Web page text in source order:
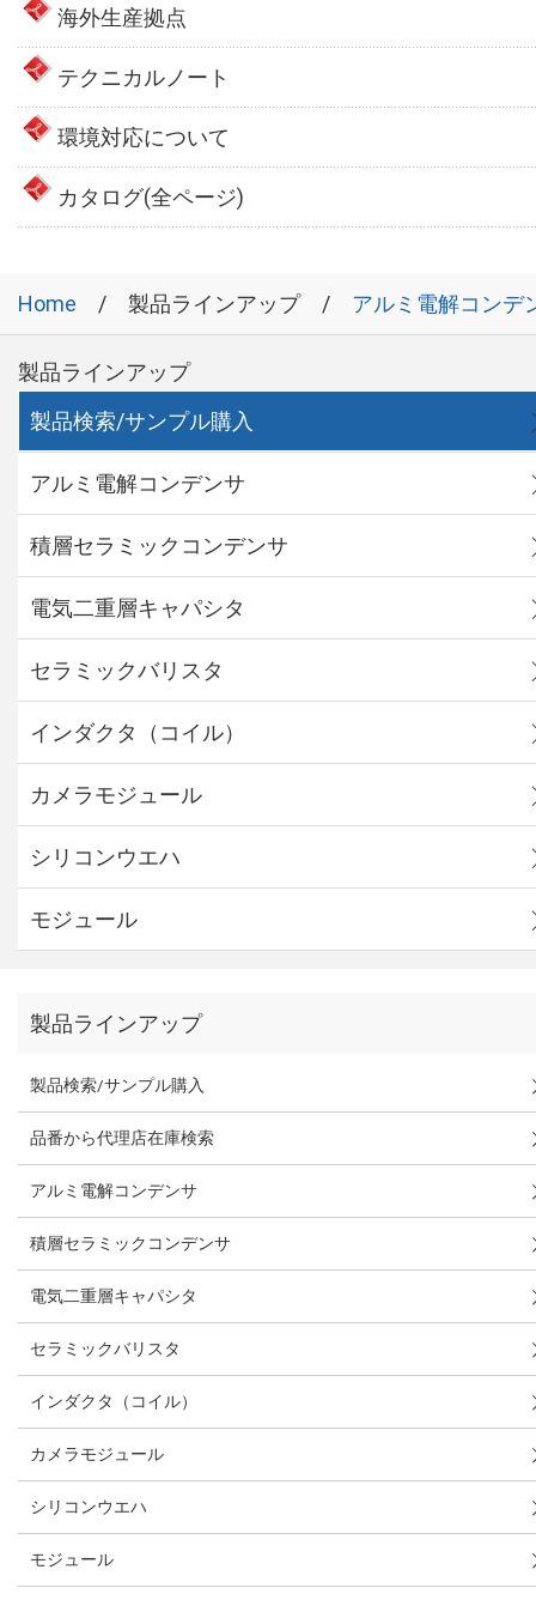
海外生産拠点
テクニカルノート
環境対応について
カタログ(全ページ)
Home 製品ラインアップ アルミ電解コンデ
製品ラインアップ
製品検索/サンプル購入
アルミ電解コンデンサ
積層セラミックコンデンサ
電気二重層キャパシタ
セラミックバリスタ
インダクタ（コイル）
カメラモジュール
シリコンウエハ
モジュール
製品ラインアップ
製品検索/サンプル購入
品番から代理店在庫検索
アルミ電解コンデンサ
積層セラミックコンデンサ
電気二重層キャパシタ
セラミックバリスタ
インダクタ（コイル）
カメラモジュール
シリコンウエハ
モジュール